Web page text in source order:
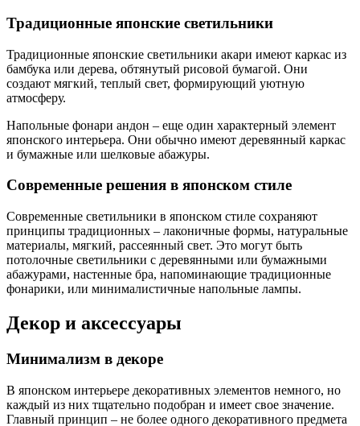
Традиционные японские светильники
Традиционные японские светильники акари имеют каркас из
бамбука или дерева, обтянутый рисовой бумагой. Они
создают мягкий, теплый свет, формирующий уютную
атмосферу.
Напольные фонари андон – еще один характерный элемент
японского интерьера. Они обычно имеют деревянный каркас
и бумажные или шелковые абажуры.
Современные решения в японском стиле
Современные светильники в японском стиле сохраняют
принципы традиционных – лаконичные формы, натуральные
материалы, мягкий, рассеянный свет. Это могут быть
потолочные светильники с деревянными или бумажными
абажурами, настенные бра, напоминающие традиционные
фонарики, или минималистичные напольные лампы.
Декор и аксессуары
Минимализм в декоре
В японском интерьере декоративных элементов немного, но
каждый из них тщательно подобран и имеет свое значение.
Главный принцип – не более одного декоративного предмета